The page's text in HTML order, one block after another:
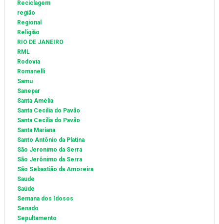
Reciclagem
região
Regional
Religião
RIO DE JANEIRO
RML
Rodovia
Romanelli
Samu
Sanepar
Santa Amélia
Santa Cecilia do Pavão
Santa Cecília do Pavão
Santa Mariana
Santo Antônio da Platina
São Jeronimo da Serra
São Jerônimo da Serra
São Sebastião da Amoreira
Saude
Saúde
Semana dos Idosos
Senado
Sepultamento